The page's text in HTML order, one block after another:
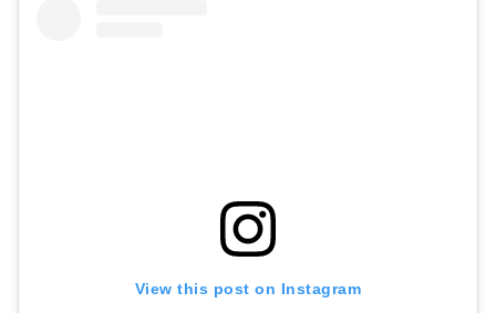
View this post on Instagram